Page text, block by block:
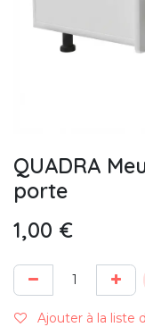
QUADRA
porte
1,00 €
Ajouter à la liste